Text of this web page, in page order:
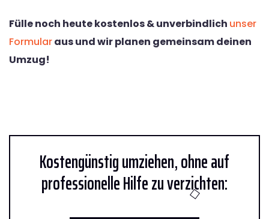
Fülle noch heute kostenlos & unverbindlich unser
Formularaus und wir planen gemeinsam deinen
Umzug!
Kostengünstig umziehen, ohne auf
professionelle Hilfe zu verzichten: